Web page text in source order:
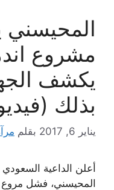
مشروع
يكشف
بذلك
يناير 6, 2017 بقلم
أعلن الداعية
المحيسني، فشل